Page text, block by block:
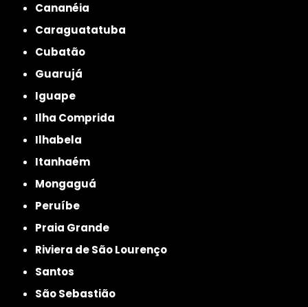
Cananéia
Caraguatatuba
Cubatão
Guarujá
Iguape
Ilha Comprida
Ilhabela
Itanhaém
Mongaguá
Peruíbe
Praia Grande
Riviera de São Lourenço
Santos
São Sebastião